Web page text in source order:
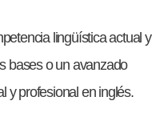
lingüística actual y
bases o un avanzado
y profesional en inglés.